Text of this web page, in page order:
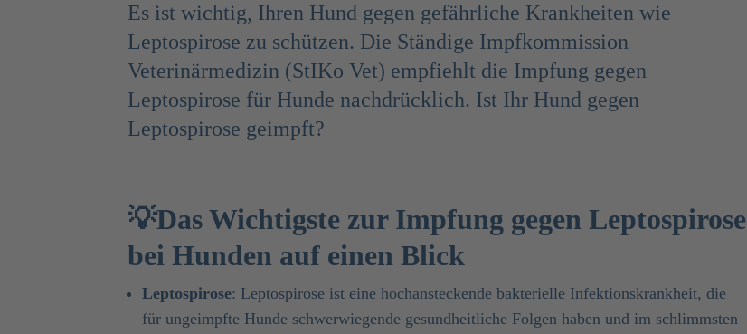
Es ist wichtig, Ihren Hund gegen gefährliche Krankheiten wie
Leptospirose zu schützen. Die Ständige Impfkommission
Veterinärmedizin (StIKo Vet) empfiehlt die Impfung gegen
Leptospirose für Hunde nachdrücklich. Ist Ihr Hund gegen
Leptospirose geimpft?
💡Das Wichtigste zur Impfung gegen Leptospirose
bei Hunden auf einen Blick
Leptospirose: Leptospirose ist eine hochansteckende bakterielle Infektionskrankheit, die
für ungeimpfte Hunde schwerwiegende gesundheitliche Folgen haben und im schlimmsten